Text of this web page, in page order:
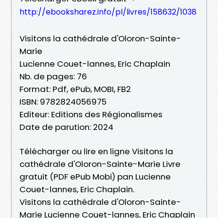
http://ebooksharez.info/pl/livres/158632/1038
Visitons la cathédrale d'Oloron-Sainte-
Marie
Lucienne Couet-lannes, Eric Chaplain
Nb. de pages: 76
Format: Pdf, ePub, MOBI, FB2
ISBN: 9782824056975
Editeur: Editions des Régionalismes
Date de parution: 2024
Télécharger ou lire en ligne Visitons la
cathédrale d'Oloron-Sainte-Marie Livre
gratuit (PDF ePub Mobi) pan Lucienne
Couet-lannes, Eric Chaplain.
Visitons la cathédrale d'Oloron-Sainte-
Marie Lucienne Couet-lannes, Eric Chaplain